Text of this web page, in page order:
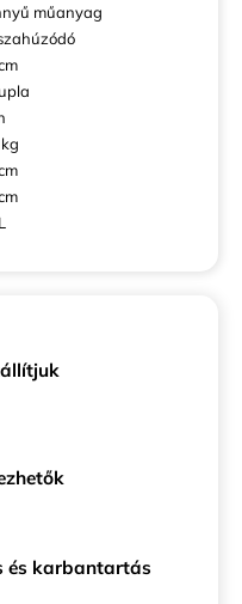
műanyag
és karbantartás